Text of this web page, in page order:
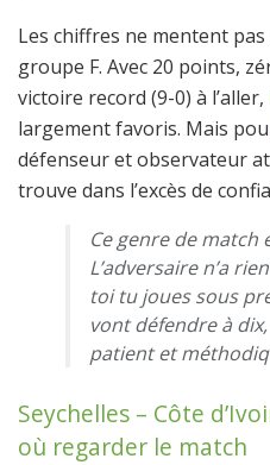
Les chiffres ne mentent pas
groupe F. Avec 20 points,
victoire record (9-0) à l’aller,
largement favoris. Mais
défenseur et observateur
trouve dans l’excès de
Ce genre de
L’adversaire n’a
toi tu joues sous
vont défendre à
patient et
Seychelles – Côte
où regarder le match